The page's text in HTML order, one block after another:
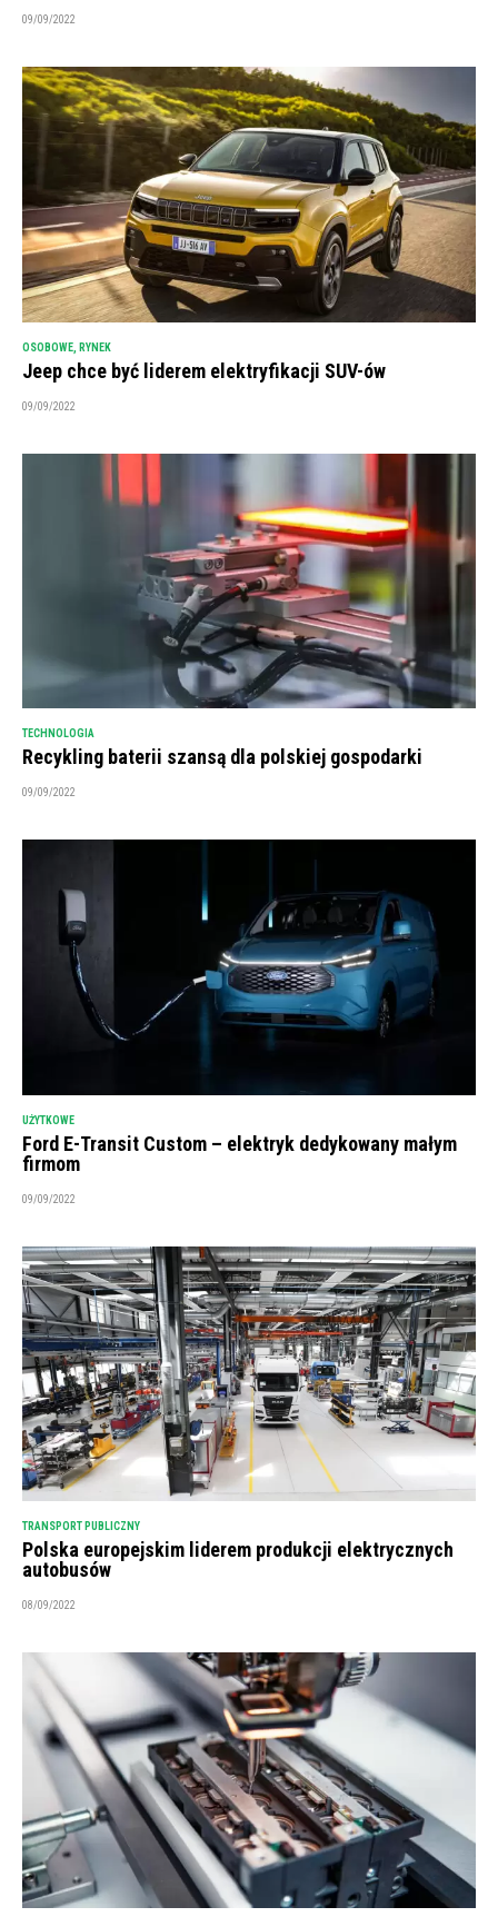
09/09/2022
OSOBOWE RYNEK
Jeep chce być liderem elektryfikacji SUV-ów
09/09/2022
TECHNOLOGIA
Recykling baterii szansą dla polskiej gospodarki
09/09/2022
UŻYTKOWE
Ford E-Transit Custom – elektryk dedykowany małym
firmom
09/09/2022
TRANSPORT PUBLICZNY
Polska europejskim liderem produkcji elektrycznych
autobusów
08/09/2022